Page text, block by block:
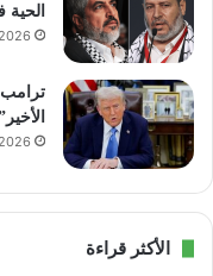
الحية
ترامب
الأكثر قراءة